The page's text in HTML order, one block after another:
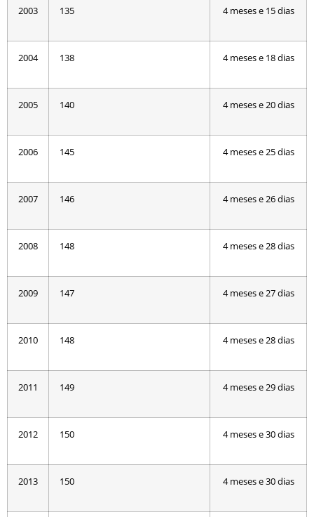
2003 135 4 meses e 15 dias
2004 138 4 meses e 18 dias
2005 140 4 meses e 20 dias
2006 145 4 meses e 25 dias
2007 146 4 meses e 26 dias
2008 148 4 meses e 28 dias
2009 147 4 meses e 27 dias
2010 148 4 meses e 28 dias
2011 149 4 meses e 29 dias
2012 150 4 meses e 30 dias
2013 150 4 meses e 30 dias